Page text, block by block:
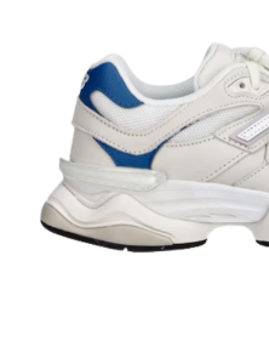
Slapi femei